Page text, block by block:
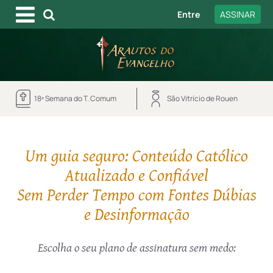
Entre ASSINAR
18ª Semana do T. Comum São Vitrício de Rouen
Um guia seguro: Conteúdo Católico
Atualizado e Confiável
Sem Perder Tempo com Fontes Dúbias
e Desinformação
Escolha o seu plano de assinatura sem medo: